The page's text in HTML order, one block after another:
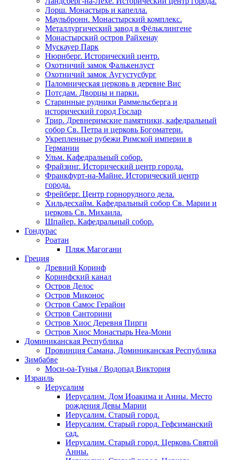
Лорш. Монастырь и капелла.
Маульбронн. Монастырский комплекс.
Металлургический завод в Фёльклингене
Монастырский остров Райхенау
Мускауер Парк
Нюрнберг. Исторический центр.
Охотничий замок Фалькенлуст
Охотничий замок Аугустусбург
Паломническая церковь в деревне Вис
Потсдам. Дворцы и парки.
Старинные рудники Раммельсберга и
исторический город Гослар
Трир. Древнеримские памятники, кафедральный
собор Св. Петра и церковь Богоматери.
Укрепленные рубежи Римской империи в
Германии
Ульм. Кафедральный собор.
Фрайзинг. Исторический центр города.
Франкфурт-на-Майне. Исторический центр
города.
Фрейберг. Центр горнорудного дела.
Хильдесхайм. Кафедральный собор Cв. Марии и
церковь Св. Михаила.
Шпайер. Кафедральный собор.
Гондурас
Роатан
Пляж Магогани
Греция
Древний Коринф
Коринфский канал
Остров Делос
Остров Миконос
Остров Самос Герайон
Остров Санторини
Остров Хиос Деревня Пирги
Остров Хиос Монастырь Неа-Мони
Доминиканская Республика
Провинция Самана, Доминиканская Республика
Зимбабве
Моси-оа-Тунья / Водопад Виктория
Израиль
Иерусалим
Иерусалим. Дом Иоакима и Анны. Место
рождения Девы Марии
Иерусалим. Старый город.
Иерусалим. Старый город. Гефсиманский
сад.
Иерусалим. Старый город. Церковь Святой
Анны.